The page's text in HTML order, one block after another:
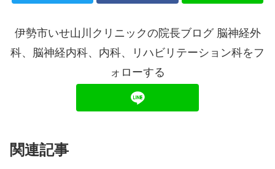
伊勢市いせ山川クリニックの院長ブログ 脳神経外
科、脳神経内科、内科、リハビリテーション科をフ
ォローする
関連記事